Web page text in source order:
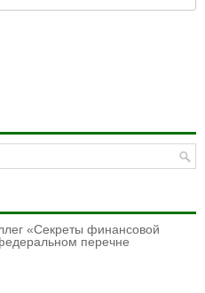
«Секреты финансовой
перечне